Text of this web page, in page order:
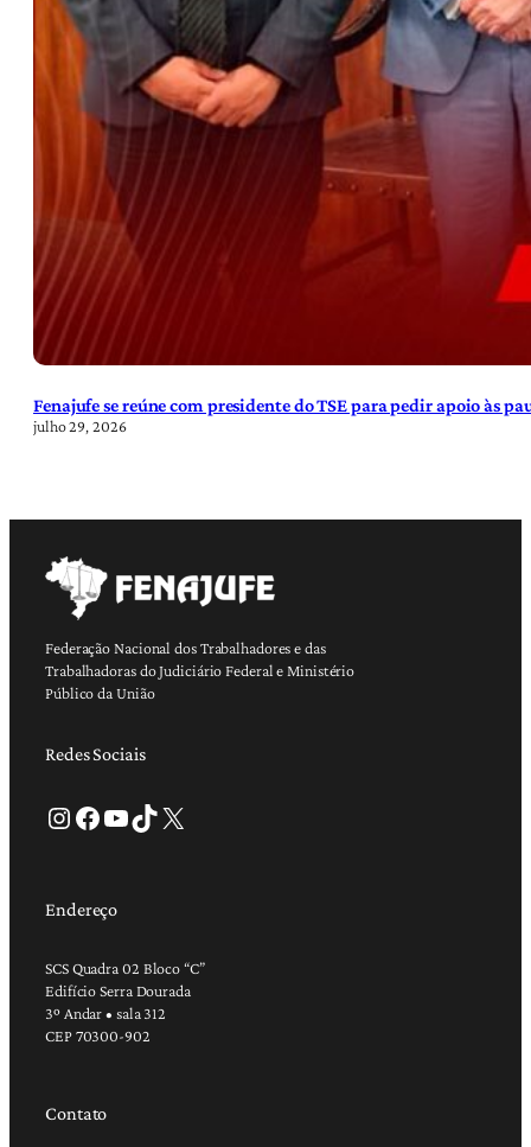
Fenajufe se reúne com presidente do TSE para pedir apoio às
julho 29, 2026
Federação Nacional dos Trabalhadores e das
Trabalhadoras do Judiciário Federal e Ministério
Público da União
Redes Sociais
Instagram Facebook Youtube TikTok X
Endereço
SCS Quadra 02 Bloco “C”
Edifício Serra Dourada
3º Andar • sala 312
CEP 70300-902
Contato